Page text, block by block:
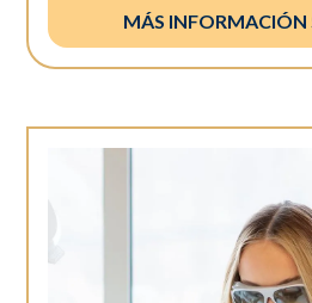
MÁS INFORMACIÓN